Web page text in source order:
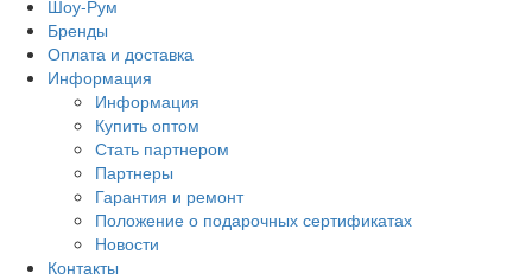
Шоу-Рум
Бренды
Оплата и доставка
Информация
Информация
Купить оптом
Стать партнером
Партнеры
Гарантия и ремонт
Положение о подарочных сертификатах
Новости
Контакты